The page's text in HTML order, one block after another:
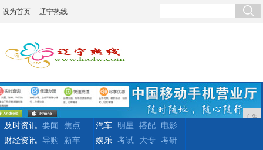
设为首页 辽宁热线
广告
及时资讯 要闻
焦点
财经资讯
导购 新车
汽车 明星 搭配
电影
娱乐
考试 大专
考研